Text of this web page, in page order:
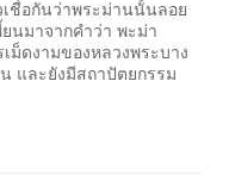
ชื่อกันว่าพระม่านนั้นลอย
นมาจากคำว่า พะม่า
ม็ดงามของหลวงพระบาง
และยังมีสถาปัตยกรรม